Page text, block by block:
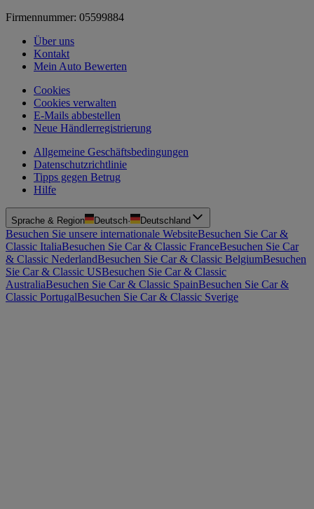
Firmennummer: 05599884
Über uns
Kontakt
Mein Auto Bewerten
Cookies
Cookies verwalten
E-Mails abbestellen
Neue Händlerregistrierung
Allgemeine Geschäftsbedingungen
Datenschutzrichtlinie
Tipps gegen Betrug
Hilfe
Sprache & Region Deutsch· Deutschland
Besuchen Sie unsere internationale WebsiteBesuchen Sie Car &
Classic ItaliaBesuchen Sie Car & Classic FranceBesuchen Sie Car
& Classic NederlandBesuchen Sie Car & Classic BelgiumBesuchen
Sie Car & Classic USBesuchen Sie Car & Classic
AustraliaBesuchen Sie Car & Classic SpainBesuchen Sie Car &
Classic PortugalBesuchen Sie Car & Classic Sverige